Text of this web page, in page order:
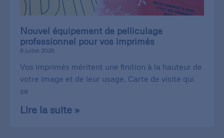
Nouvel équipement de pelliculage
professionnel pour vos imprimés
8 juillet 2026
Vos imprimés méritent une finition à la hauteur de
votre image et de leur usage. Carte de visite qui
se
Lire la suite »